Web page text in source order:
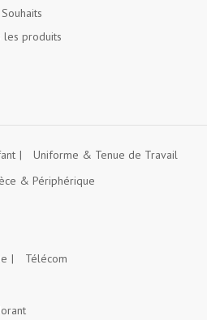
les produits
Uniforme & Tenue de Travail
& Périphérique
Télécom